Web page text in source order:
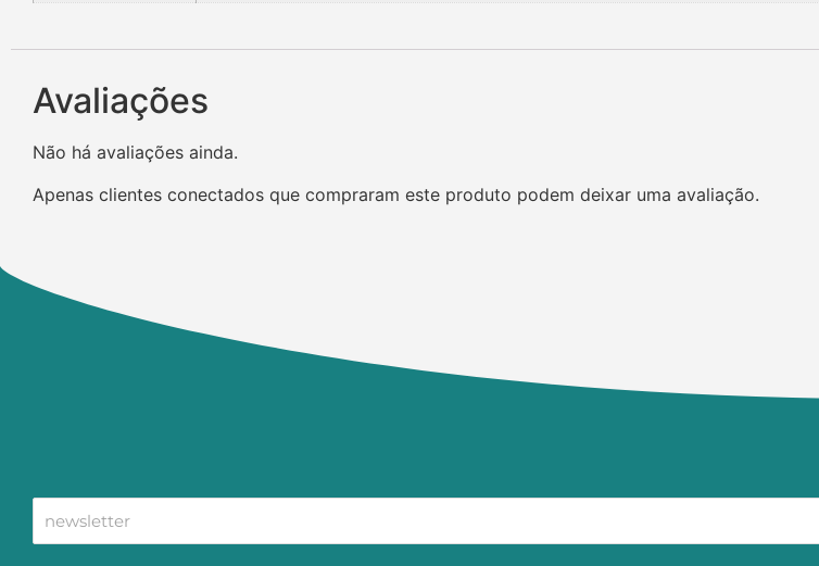
Avaliações
Não há avaliações ainda.
Apenas clientes conectados que compraram este produto podem deixar uma avaliação.